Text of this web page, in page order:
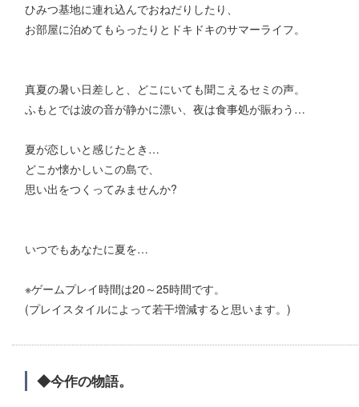
ひみつ基地に連れ込んでおねだりしたり、
お部屋に泊めてもらったりとドキドキのサマーライフ。
真夏の暑い日差しと、どこにいても聞こえるセミの声。
ふもとでは波の音が静かに漂い、夜は食事処が賑わう…
夏が恋しいと感じたとき…
どこか懐かしいこの島で、
思い出をつくってみませんか?
いつでもあなたに夏を…
※ゲームプレイ時間は20～25時間です。
(プレイスタイルによって若干増減すると思います。)
◆今作の物語。